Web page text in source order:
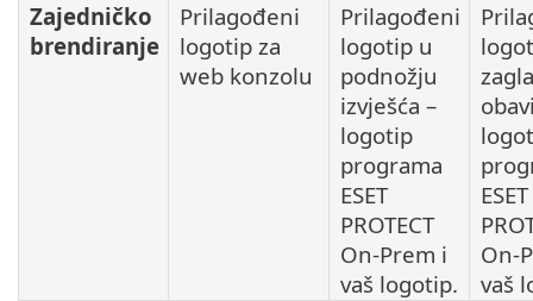
Zajedničko
brendiranje
Prilagođeni
logotip za
web konzolu
Prilagođeni
logotip u
podnožju
izvješća –
logotip
programa
ESET
PROTECT
On-Prem i
vaš logotip.
ESET
On-
vaš